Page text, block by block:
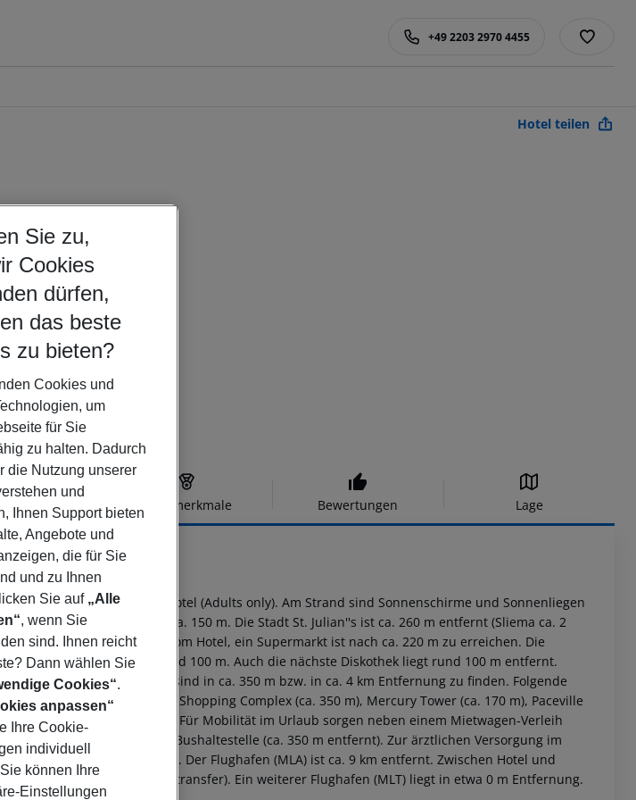
+49 2203 2970 4455
Hotel teilen
Hotelmerkmale Bewertungen Lage
entfernt liegt das Hotel JL Hotel (Adults only). Am Strand sind Sonnenschirme und Sonnenliegen
Zentrum sind es ca. 150 m. Die Stadt St. Julian''s ist ca. 260 m entfernt (Sliema ca. 2
liegen ca. 170 m vom Hotel, ein Supermarkt ist nach ca. 220 m zu erreichen. Die
erreichen Sie nach rund 100 m. Auch die nächste Diskothek liegt rund 100 m entfernt.
ein Kino und ein Theater sind in ca. 350 m bzw. in ca. 4 km Entfernung zu finden. Folgende
aus erreichbar: Bay Street Shopping Complex (ca. 350 m), Mercury Tower (ca. 170 m), Paceville
und Portomaso (ca. 450 m). Für Mobilität im Urlaub sorgen neben einem Mietwagen-Verleih
(ca. 100 m) und eine Bushaltestelle (ca. 350 m entfernt). Zur ärztlichen Versorgung im
in etwa 3 km Entfernung. Der Flughafen (MLA) ist ca. 9 km entfernt. Zwischen Hotel und
ein Shuttle (privater Bodentransfer). Ein weiterer Flughafen (MLT) liegt in etwa 0 m Entfernung.
Sie zu,
Cookies
dürfen,
das beste
zu bieten?
Cookies und
um
für Sie
zu halten. Dadurch
die Nutzung unserer
und
Ihnen Support bieten
Angebote und
die für Sie
und zu Ihnen
Sie auf „Alle
, wenn Sie
sind. Ihnen reicht
Dann wählen Sie
Cookies“.
anpassen“
Ihre Cookie-
individuell
können Ihre
Einstellungen